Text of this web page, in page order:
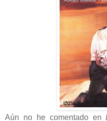
Aún no he comentado en